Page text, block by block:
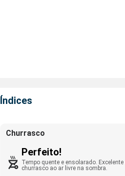
Índices
Churrasco
Perfeito!
Tempo quente e ensolarado. Excelente
churrasco ao ar livre na sombra.